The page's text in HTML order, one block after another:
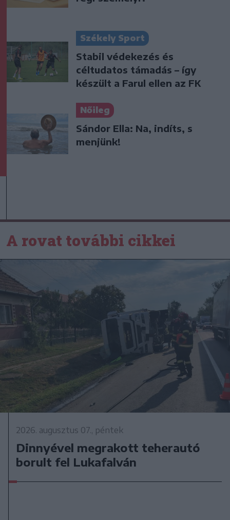
Székely Sport
Stabil védekezés és
céltudatos támadás – így
készült a Farul ellen az FK
Nőileg
Sándor Ella: Na, indíts, s
menjünk!
A rovat további cikkei
2026. augusztus 07., péntek
Dinnyével megrakott teherautó
borult fel Lukafalván